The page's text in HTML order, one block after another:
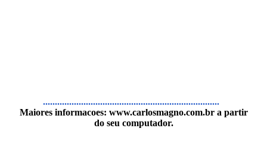
..........................................................................
Maiores informacoes: www.carlosmagno.com.bra partir
do seu computador.